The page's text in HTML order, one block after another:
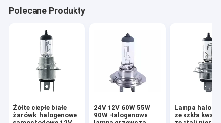
Polecane Produkty
Żółte ciepłe białe
żarówki halogenowe
24V 12V 60W 55W
90W Halogenowa
Lampa
ze szkła